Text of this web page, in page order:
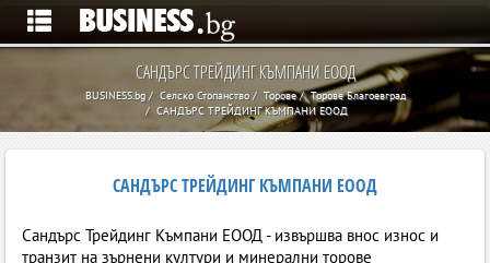
САНДЪРС ТРЕЙДИНГ КЪМПАНИ ЕООД
BUSINESS.bg Селско Стопанство Торове
Торове Благоевград
САНДЪРС ТРЕЙДИНГ КЪМПАНИ ЕООД
САНДЪРС ТРЕЙДИНГ КЪМПАНИ ЕООД
Сандърс Трейдинг Къмпани ЕООД - извършва внос износ и
транзит на зърнени култури и минерални торове